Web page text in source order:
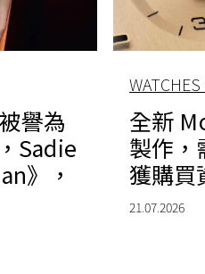
譽為
Sadie
》，
全新
製作，
獲購買
21.07.2026